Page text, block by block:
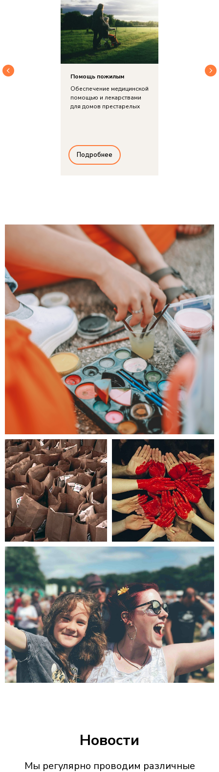
Помощь пожилым
Обеспечение медицинской
помощью и лекарствами
для домов престарелых
Подробнее
Новости
Мы регулярно проводим различные